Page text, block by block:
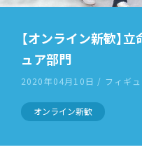
【オンライン新歓】
ュア部門
2020年04月10日 / フィギュ
オンライン新歓